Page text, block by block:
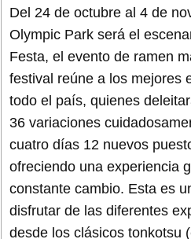
Del 24 de octubre al 4 de
Olympic Park será el
Festa, el evento de ramen
festival reúne a los mejores
todo el país, quienes
36 variaciones
cuatro días 12 nuevos
ofreciendo una experiencia
constante cambio. Esta es
disfrutar de las diferentes
desde los clásicos tonkotsu